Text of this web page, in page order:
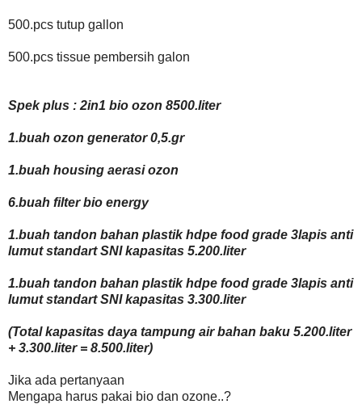
500.pcs tutup gallon
500.pcs tissue pembersih galon
Spek plus : 2in1 bio ozon 8500.liter
1.buah ozon generator 0,5.gr
1.buah housing aerasi ozon
6.buah filter bio energy
1.buah tandon bahan plastik hdpe food grade 3lapis anti
lumut standart SNI kapasitas 5.200.liter
1.buah tandon bahan plastik hdpe food grade 3lapis anti
lumut standart SNI kapasitas 3.300.liter
(Total kapasitas daya tampung air bahan baku 5.200.liter
+ 3.300.liter = 8.500.liter)
Jika ada pertanyaan
Mengapa harus pakai bio dan ozone..?